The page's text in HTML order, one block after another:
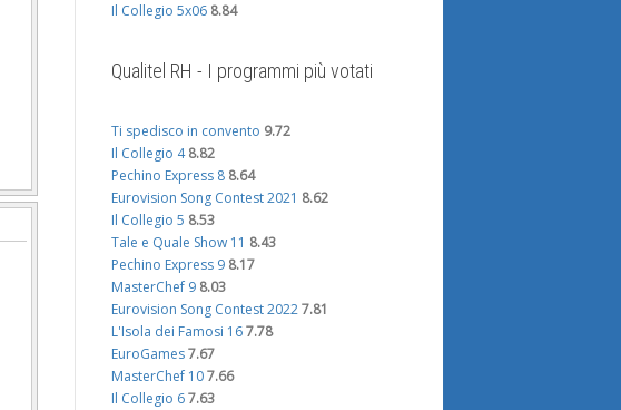
Il Collegio 5x06 8.84
Qualitel RH - I programmi più votati
Ti spedisco in convento 9.72
Il Collegio 4 8.82
Pechino Express 8 8.64
Eurovision Song Contest 2021 8.62
Il Collegio 5 8.53
Tale e Quale Show 11 8.43
Pechino Express 9 8.17
MasterChef 9 8.03
Eurovision Song Contest 2022 7.81
L'Isola dei Famosi 16 7.78
EuroGames 7.67
MasterChef 10 7.66
Il Collegio 6 7.63